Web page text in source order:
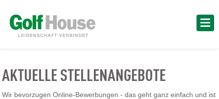
AKTUELLE STELLENANGEBOTE
Wir bevorzugen Online-Bewerbungen - das geht ganz einfach und ist